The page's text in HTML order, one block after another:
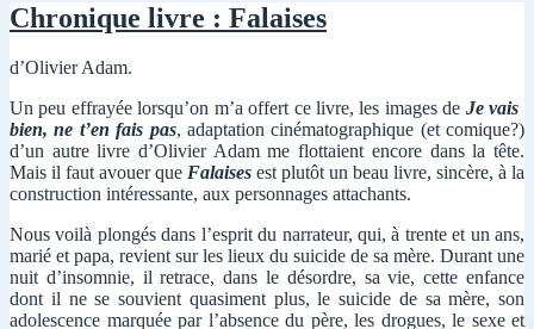
Chronique livre : Falaises
d’Olivier Adam.
Un peu effrayée lorsqu’on m’a offert ce livre, les images de Je vais
bien, ne t’en fais pas, adaptation cinématographique (et comique?)
d’un autre livre d’Olivier Adam me flottaient encore dans la tête.
Mais il faut avouer que Falaises est plutôt un beau livre, sincère, à la
construction intéressante, aux personnages attachants.
Nous voilà plongés dans l’esprit du narrateur, qui, à trente et un ans,
marié et papa, revient sur les lieux du suicide de sa mère. Durant une
nuit d’insomnie, il retrace, dans le désordre, sa vie, cette enfance
dont il ne se souvient quasiment plus, le suicide de sa mère, son
adolescence marquée par l’absence du père, les drogues, le sexe et